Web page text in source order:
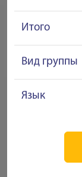
Итого
Вид группы
Язык